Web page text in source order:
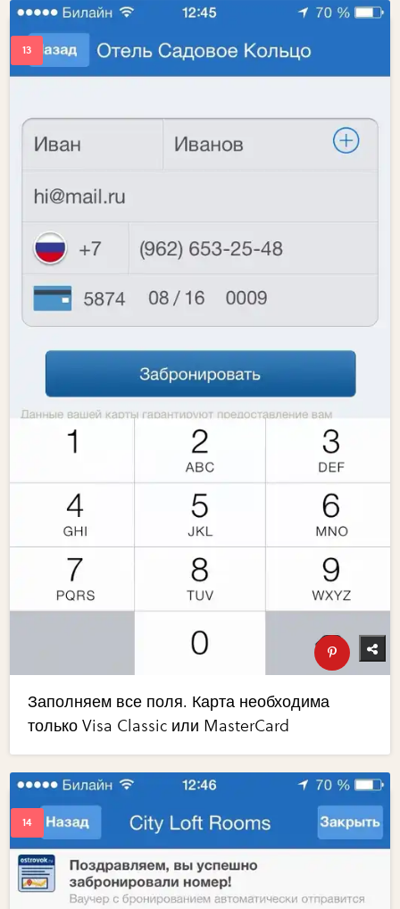
Заполняем все поля. Карта необходима
только Visa Classic или MasterCard